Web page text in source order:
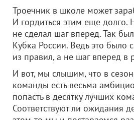
Троечник в школе может
И гордиться этим еще долго.
не сделал шаг вперед. Так
Кубка России. Ведь это было
из правил, а не шаг вперед в
И вот, мы слышим, что в
команды есть весьма
попасть в десятку лучших
Соответствуют ли ожидания